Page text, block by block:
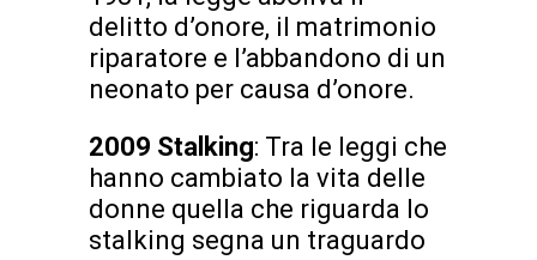
delitto d’onore, il matrimonio
riparatore e l’abbandono di un
neonato per causa d’onore.
2009 Stalking: Tra le leggi che
hanno cambiato la vita delle
donne quella che riguarda lo
stalking segna un traguardo